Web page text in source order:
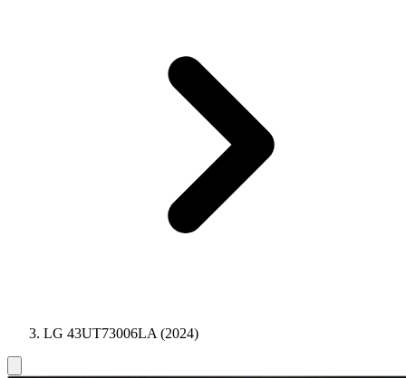
LG 43UT73006LA (2024)